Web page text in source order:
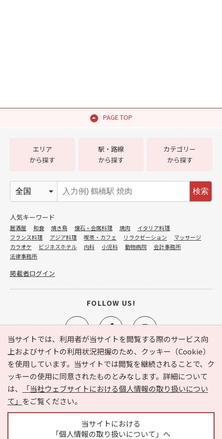
PAGE TOP
当サイトでは、利用者が当サイトを閲覧する際のサービス向
上およびサイトの利用状況把握のため、クッキー（Cookie）
を使用しています。当サイトでは閲覧を継続されることで、ク
ッキーの使用に同意されたものとみなします。詳細について
は、
「当社ウェブサイトにおける個人情報の取り扱いについ
て」 をご覧ください。
当サイトにおける
「個人情報の取り扱いについて」へ
e-NAVITA（イーナビタ）とは？ お気に入り
ヘルプ
利用規約
個人情報の取り扱いについて
運営会社
サイトマップ
広告掲載に関するお問い合わせ
エリア
から探す
駅・路線
から探す
カテゴリー
から探す
検索
人気キーワード
居酒屋 和食 焼き鳥 懐石・会席料理 焼肉
イタリア料理
フランス料理
アジア料理 喫茶・カフェ リラクゼーション
マッサージ
カラオケ
ビジネスホテル 内科 小児科 動物病院
会計事務所
法律事務所
掲載者ログイン
FOLLOW US!